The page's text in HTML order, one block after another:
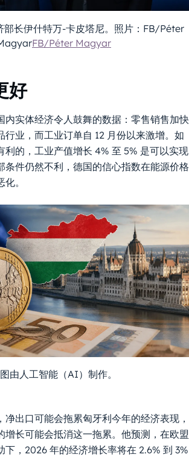
部长伊什特万-卡皮塔尼。照片：FB/Péter
FB/Péter Magyar
好
内实体经济令人鼓舞的数据：零售销售加快
行业，而工业订单自 12 月份以来激增。如
利的，工业产值增长 4% 至 5% 是可以实现
条件仍然不利，德国的信心指数在能源价格
。
由人工智能（AI）制作。
净出口可能会拖累匈牙利今年的经济表现，
增长可能会抵消这一拖累。他预测，在欧盟
下，2026 年的经济增长率将在 2.6% 到 3%